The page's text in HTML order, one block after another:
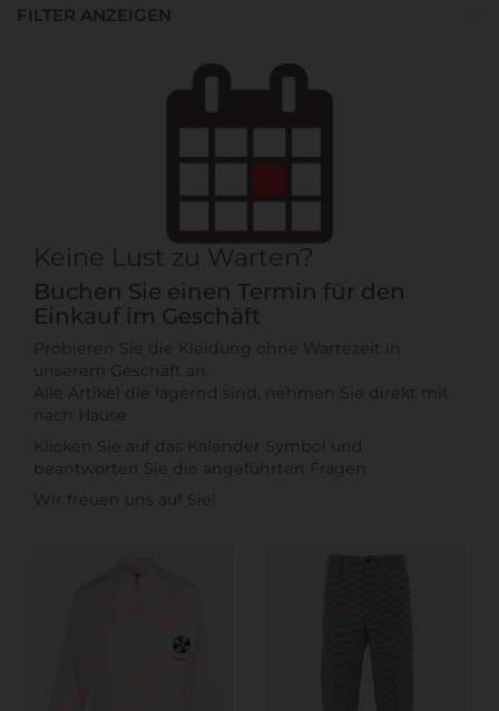
FILTER ANZEIGEN
Keine Lust zu Warten?
Buchen Sie einen Termin für den
Einkauf im Geschäft
Probieren Sie die Kleidung ohne Wartezeit in
unserem Geschäft an.
Alle Artikel die lagernd sind, nehmen Sie direkt mit
nach Hause
Klicken Sie auf das Kalender Symbol und
beantworten Sie die angeführten Fragen.
Wir freuen uns auf Sie!